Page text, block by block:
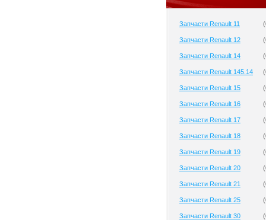
Запчасти Renault 11 (
Запчасти Renault 12 (
Запчасти Renault 14 (
Запчасти Renault 145.14 (
Запчасти Renault 15 (
Запчасти Renault 16 (
Запчасти Renault 17 (
Запчасти Renault 18 (
Запчасти Renault 19 (
Запчасти Renault 20 (
Запчасти Renault 21 (
Запчасти Renault 25 (
Запчасти Renault 30 (